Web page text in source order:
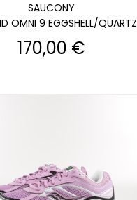
SAUCONY
OMNI 9 EGGSHELL/QUARTZ
Prix
170,00 €